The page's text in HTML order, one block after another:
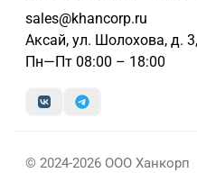
sales@khancorp.ru
Аксай, ул. Шолохова, д.
Пн—Пт 08:00 – 18:00
© 2024-2026 ООО Ханкорп